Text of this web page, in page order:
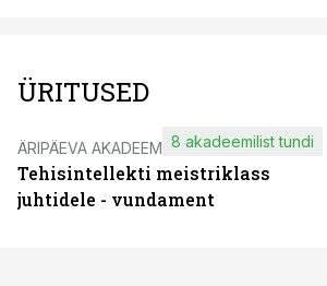
ÜRITUSED
ÄRIPÄEVA AKADEEMIA
Tehisintellekti meistriklass
juhtidele - vundament
8 akadeemilist tundi